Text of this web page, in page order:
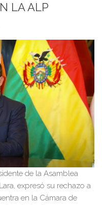
LA ALP
de la Asamblea
expresó su rechazo a
en la Cámara de